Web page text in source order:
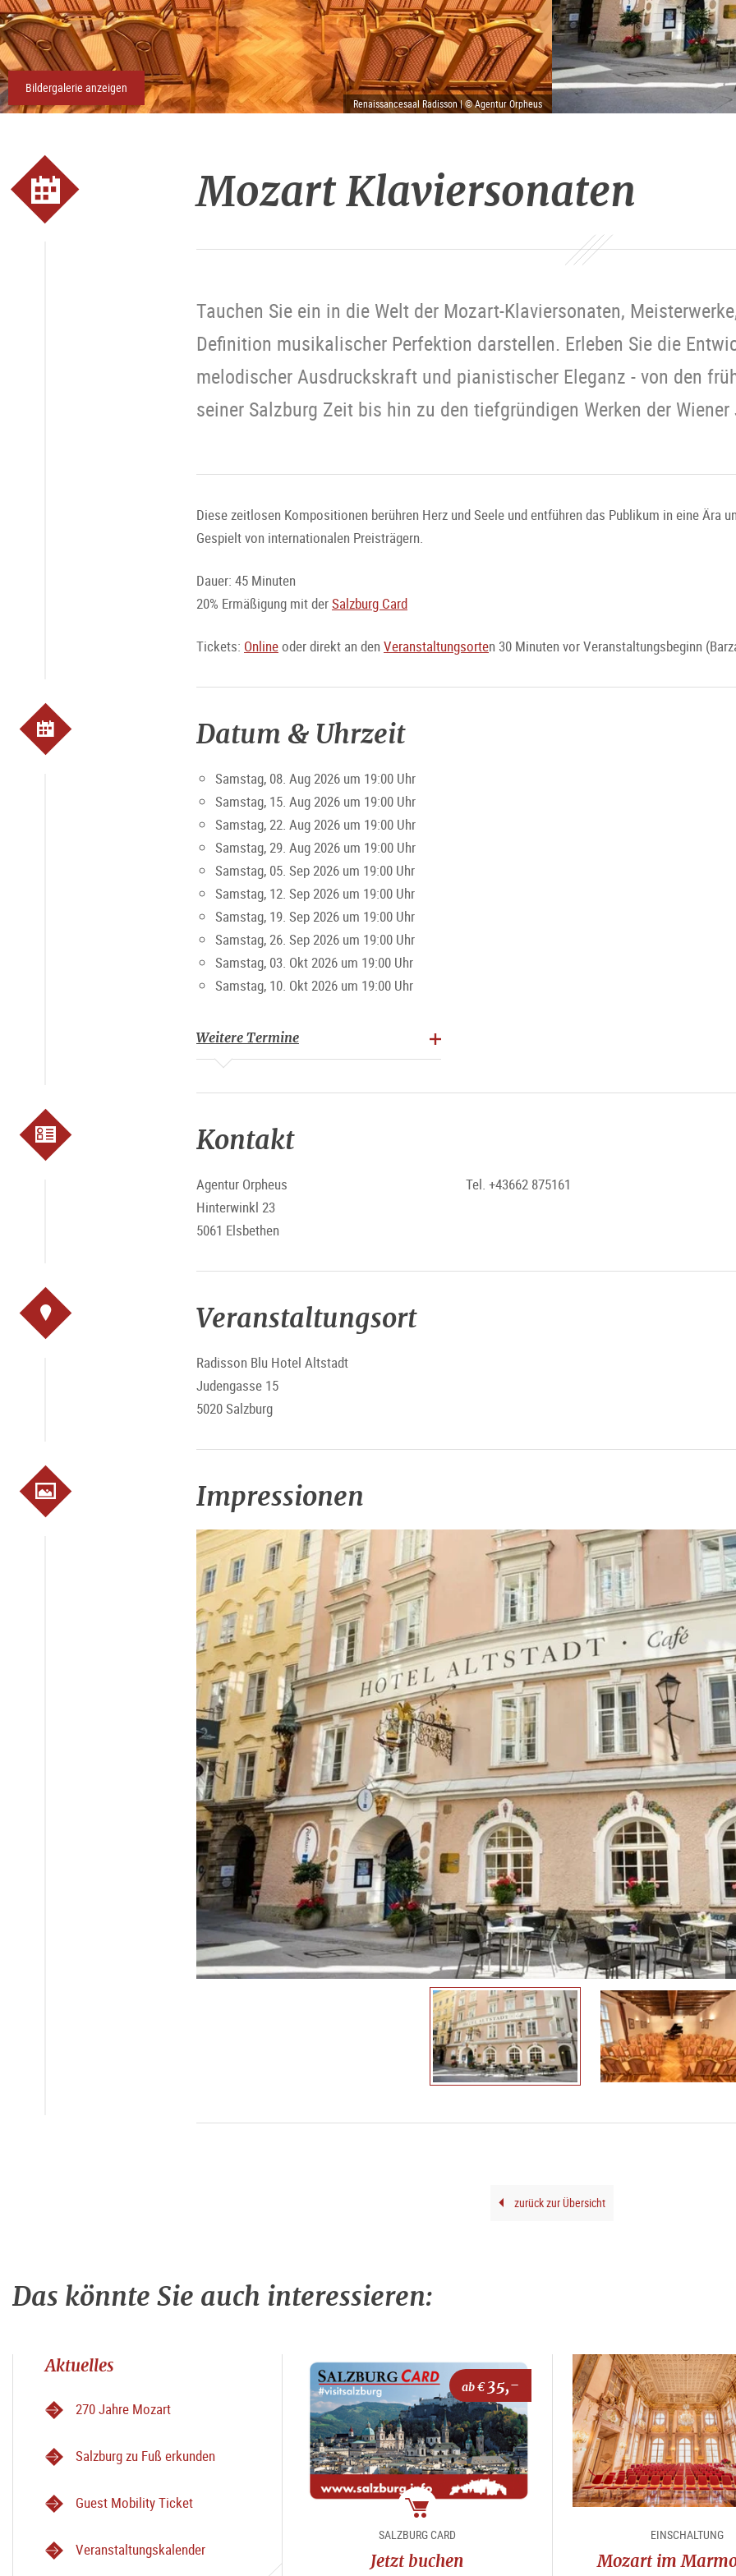
Renaissancesaal Radisson | © Agentur Orpheus
Bildergalerie anzeigen
Mozart Klaviersonaten
Tauchen Sie ein in die Welt der Mozart-Klaviersonaten,
Definition musikalischer Perfektion darstellen. Erleben Sie die
melodischer Ausdruckskraft und pianistischer Eleganz - von den
seiner Salzburg Zeit bis hin zu den tiefgründigen Werken der Wiener
Diese zeitlosen Kompositionen berühren Herz und Seele und entführen das Publikum in eine Ära
Gespielt von internationalen Preisträgern.
Dauer: 45 Minuten
20% Ermäßigung mit derSalzburg Card
Tickets: Onlineoder direkt an den Veranstaltungsorten 30 Minuten vor Veranstaltungsbeginn
Datum & Uhrzeit
Samstag, 08. Aug 2026 um 19:00 Uhr
Samstag, 15. Aug 2026 um 19:00 Uhr
Samstag, 22. Aug 2026 um 19:00 Uhr
Samstag, 29. Aug 2026 um 19:00 Uhr
Samstag, 05. Sep 2026 um 19:00 Uhr
Samstag, 12. Sep 2026 um 19:00 Uhr
Samstag, 19. Sep 2026 um 19:00 Uhr
Samstag, 26. Sep 2026 um 19:00 Uhr
Samstag, 03. Okt 2026 um 19:00 Uhr
Samstag, 10. Okt 2026 um 19:00 Uhr
Weitere Termine
Kontakt
Agentur Orpheus
Hinterwinkl 23
5061 Elsbethen
Tel. +43662 875161
Veranstaltungsort
Radisson Blu Hotel Altstadt
Judengasse 15
5020 Salzburg
Impressionen
zurück zur Übersicht
Das könnte Sie auch interessieren:
Aktuelles
270 Jahre Mozart
Salzburg zu Fuß erkunden
Guest Mobility Ticket
Veranstaltungskalender
ab €35,-
Package
SALZBURG CARD
Jetzt buchen
EINSCHALTUNG
Mozart im